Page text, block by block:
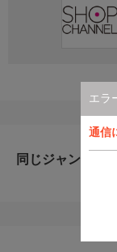
エラ
通信
同じジャンルの